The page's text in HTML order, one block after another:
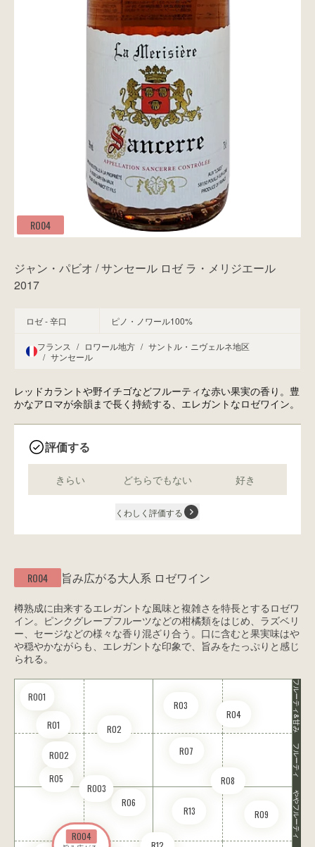
RO04
ジャン・パビオ / サンセール ロゼ ラ・メリジエール
2017
ロゼ - 辛口 ピノ・ノワール100%
フランス / ロワール地方 / サントル・ニヴェルネ地区
/ サンセール
レッドカラントや野イチゴなどフルーティな赤い果実の香り。豊
かなアロマが余韻まで長く持続する、エレガントなロゼワイン。
評価する
きらい どちらでもない 好き
くわしく評価する
RO04 旨み広がる大人系 ロゼワイン
樽熟成に由来するエレガントな風味と複雑さを特長とするロゼワ
イン。ピンクグレープフルーツなどの柑橘類をはじめ、ラズベリ
ー、セージなどの様々な香り混ざり合う。口に含むと果実味はや
や穏やかながらも、エレガントな印象で、旨みをたっぷりと感じ
られる。
R01 R02
R03
R04
R05
R06
R07
R08
R09
R13
RO01
RO02
RO03
RO04
フルーティ&甘み
フルーティ
ややフルーティ